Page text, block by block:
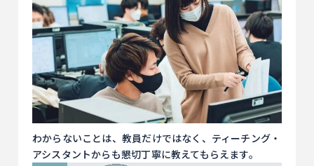
わからないことは、教員だけではなく、ティーチング・
アシスタントからも懇切丁寧に教えてもらえます。